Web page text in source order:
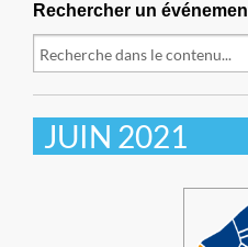
Rechercher un
JUIN 2021